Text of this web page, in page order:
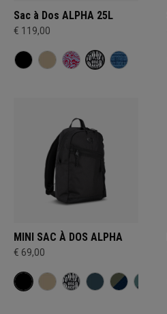
Sac à Dos ALPHA 25L
€ 119,00
MINI SAC À DOS ALPHA
€ 69,00